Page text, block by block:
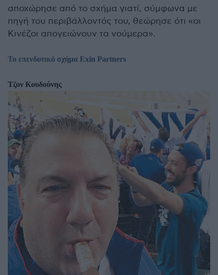
αποχώρησε από το σχήμα γιατί, σύμφωνα με
πηγή του περιβάλλοντός του, θεώρησε ότι «οι
Κινέζοι απογειώνουν τα νούμερα».
Το επενδυτικό σχήμα Exin Partners
Τζον Κουδούνης